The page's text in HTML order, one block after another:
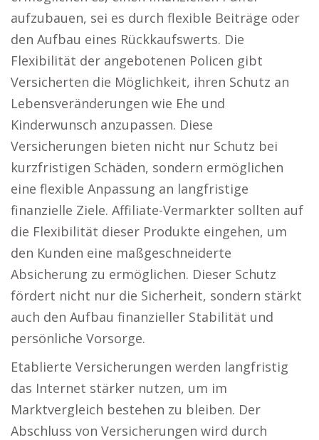
aufzubauen, sei es durch flexible Beiträge oder
den Aufbau eines Rückkaufswerts. Die
Flexibilität der angebotenen Policen gibt
Versicherten die Möglichkeit, ihren Schutz an
Lebensveränderungen wie Ehe und
Kinderwunsch anzupassen. Diese
Versicherungen bieten nicht nur Schutz bei
kurzfristigen Schäden, sondern ermöglichen
eine flexible Anpassung an langfristige
finanzielle Ziele. Affiliate-Vermarkter sollten auf
die Flexibilität dieser Produkte eingehen, um
den Kunden eine maßgeschneiderte
Absicherung zu ermöglichen. Dieser Schutz
fördert nicht nur die Sicherheit, sondern stärkt
auch den Aufbau finanzieller Stabilität und
persönliche Vorsorge.
Etablierte Versicherungen werden langfristig
das Internet stärker nutzen, um im
Marktvergleich bestehen zu bleiben. Der
Abschluss von Versicherungen wird durch